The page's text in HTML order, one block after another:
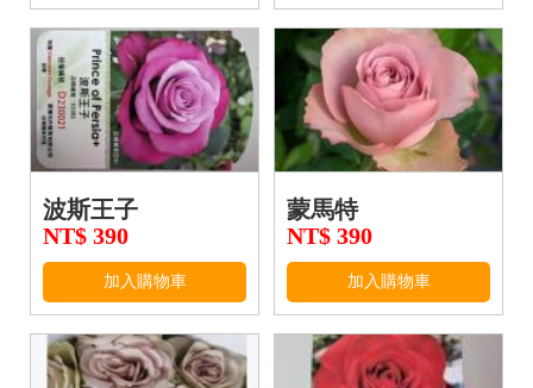
波斯王子
NT$ 390
加入購物車
蒙馬特
NT$ 390
加入購物車